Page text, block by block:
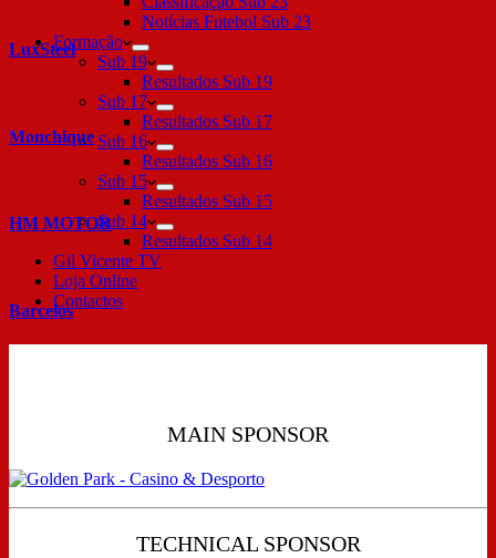
Notícias Futebol Sub 23
Formação
Sub 19
Resultados Sub 19
Sub 17
Resultados Sub 17
Sub 16
Resultados Sub 16
Sub 15
Resultados Sub 15
Sub 14
Resultados Sub 14
Gil Vicente TV
Loja Online
Contactos
LuxSteel
Monchique
HM MOTOR
Barcelos
MAIN SPONSOR
TECHNICAL SPONSOR